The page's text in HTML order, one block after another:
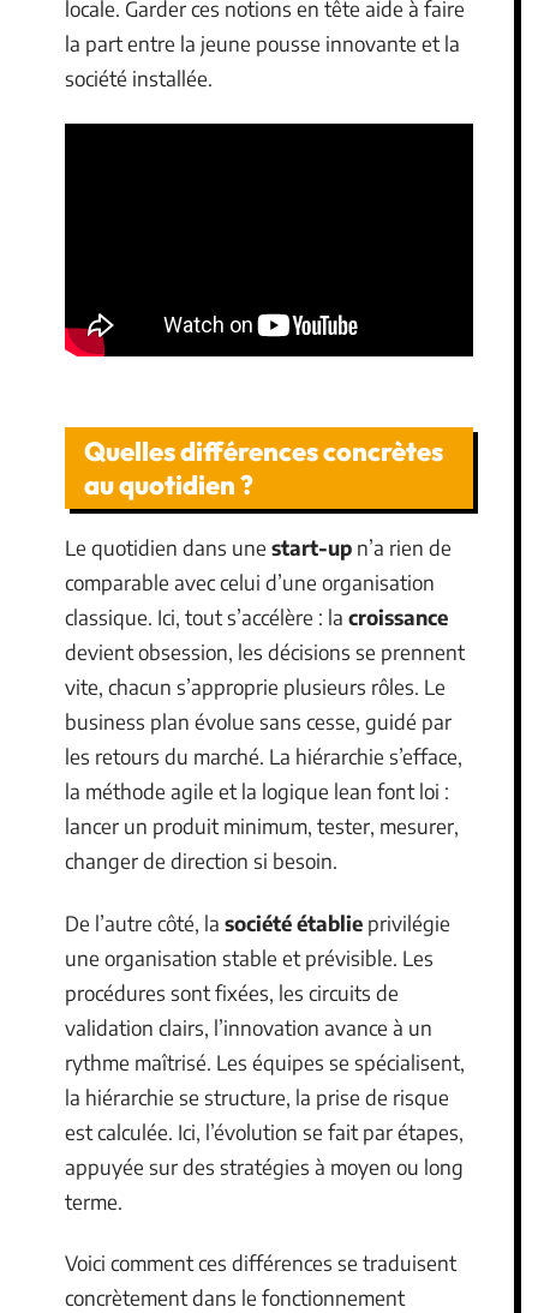
locale. Garder ces notions en tête aide à faire
la part entre la jeune pousse innovante et la
société installée.
Quelles différences concrètes
au quotidien ?
Le quotidien dans une start-up n’a rien de
comparable avec celui d’une organisation
classique. Ici, tout s’accélère : la croissance
devient obsession, les décisions se prennent
vite, chacun s’approprie plusieurs rôles. Le
business plan évolue sans cesse, guidé par
les retours du marché. La hiérarchie s’efface,
la méthode agile et la logique lean font loi :
lancer un produit minimum, tester, mesurer,
changer de direction si besoin.
De l’autre côté, la société établie privilégie
une organisation stable et prévisible. Les
procédures sont fixées, les circuits de
validation clairs, l’innovation avance à un
rythme maîtrisé. Les équipes se spécialisent,
la hiérarchie se structure, la prise de risque
est calculée. Ici, l’évolution se fait par étapes,
appuyée sur des stratégies à moyen ou long
terme.
Voici comment ces différences se traduisent
concrètement dans le fonctionnement